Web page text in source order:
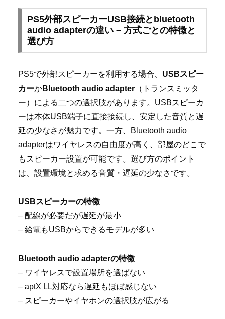
PS5外部スピーカーUSB接続とbluetooth
audio adapterの違い – 方式ごとの特徴と
選び方
PS5で外部スピーカーを利用する場合、 USBスピー
カーかBluetooth audio adapter （トランスミッタ
ー）による二つの選択肢があります。USBスピーカ
ーは本体USB端子に直接接続し、安定した音質と遅
延の少なさが魅力です。一方、Bluetooth audio
adapterはワイヤレスの自由度が高く、部屋のどこで
もスピーカー設置が可能です。選び方のポイント
は、設置環境と求める音質・遅延の少なさです。
USBスピーカーの特徴
– 配線が必要だが遅延が最小
– 給電もUSBからできるモデルが多い
Bluetooth audio adapterの特徴
– ワイヤレスで設置場所を選ばない
– aptX LL対応なら遅延もほぼ感じない
– スピーカーやイヤホンの選択肢が広がる